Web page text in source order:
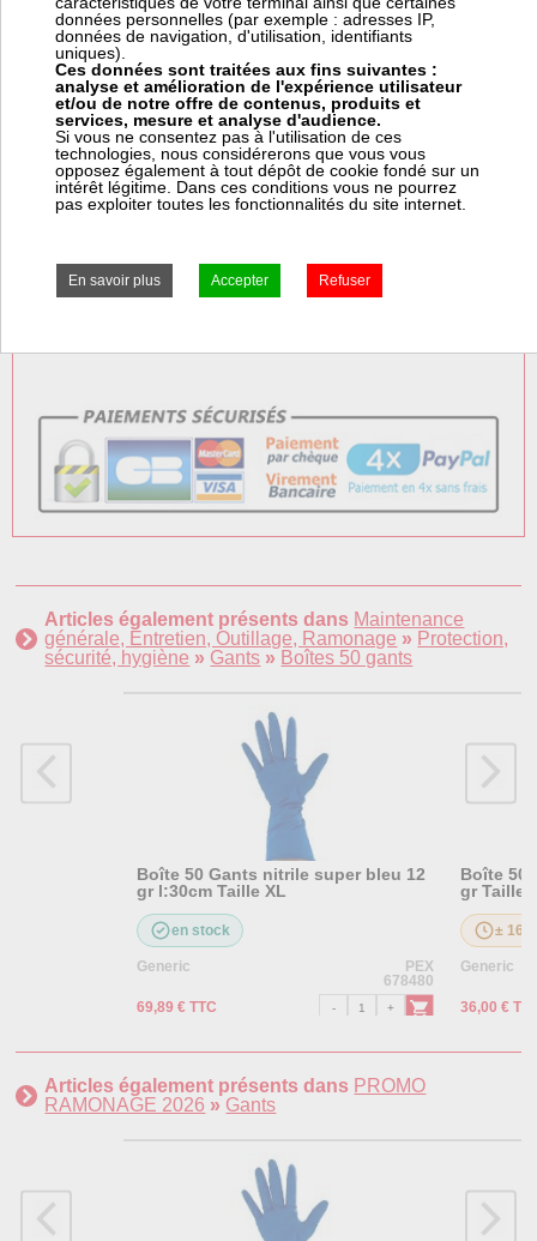
Prix: Prix pro, connectez vous
58,24 € HT
69,89 € TTC
+ de 5 pièces en stock
Frais Colissimo TTC : 7,50 €
Articles également présents dans Maintenance
générale, Entretien, Outillage, Ramonage » Protection,
sécurité, hygiène » Gants » Boîtes 50 gants
Boîte 50 Gants nitrile super bleu 12
gr l:30cm Taille XL
en stock
Generic
PEX
678480
69,89 € TTC
Boîte 50
gr Taille
± 16
Generic
36,00 €
Articles également présents dans PROMO
RAMONAGE 2026 » Gants
données personnelles (par exemple : adresses IP,
données de navigation, d'utilisation, identifiants
uniques).
Ces données sont traitées aux fins suivantes :
analyse et amélioration de l'expérience utilisateur
et/ou de notre offre de contenus, produits et
services, mesure et analyse d'audience.
Si vous ne consentez pas à l'utilisation de ces
technologies, nous considérerons que vous vous
opposez également à tout dépôt de cookie fondé sur un
intérêt légitime. Dans ces conditions vous ne pourrez
pas exploiter toutes les fonctionnalités du site internet.